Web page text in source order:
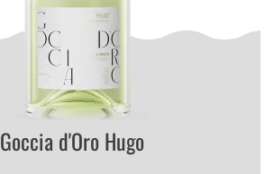
Goccia d'Oro Hugo